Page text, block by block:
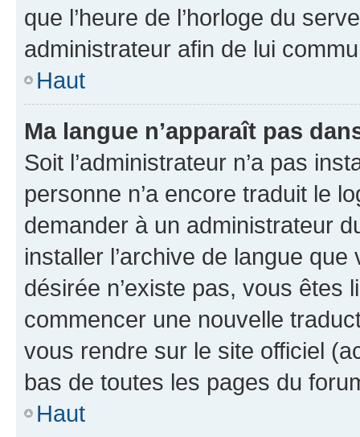
que l’heure de l’horloge du
administrateur afin de lui
Haut
Ma langue n’apparaît pas
Soit l’administrateur n’a pas
personne n’a encore traduit le
demander à un administrateur
installer l’archive de langue
désirée n’existe pas, vous êtes
commencer une nouvelle
vous rendre sur le site officiel
bas de toutes les pages du
Haut